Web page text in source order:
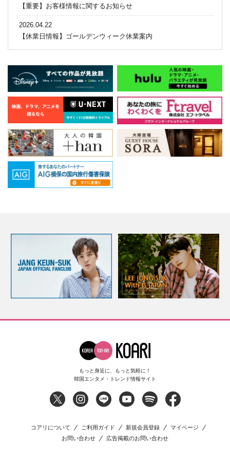
【重要】お客様情報に関するお知らせ
2026.04.22
【休業日情報】ゴールデンウィーク休業案内
もっと身近に、もっと気軽に！
韓国エンタメ・トレンド情報サイト
コアリについて ご利用ガイド 新規会員登録
マイページ
お問い合わせ
広告掲載のお問い合わせ